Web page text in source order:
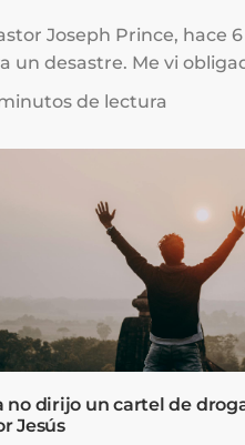
Joseph Prince, hace
un desastre. Me vi
de mi esposa y a
bajo de mi vida. Tenía
completamente
amigos. Hubo muchos
nada para comer por
de lectura
no dirijo un cartel de
Jesús